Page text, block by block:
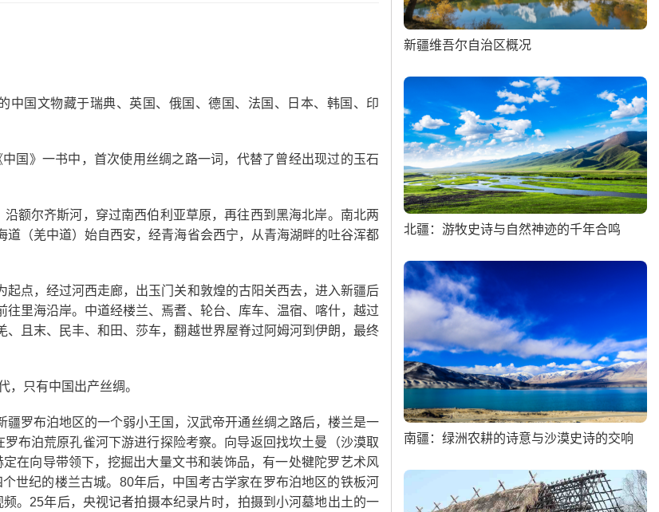
中国文物藏于瑞典、英国、俄国、德国、法国、日本、韩国、印
国》一书中，首次使用丝绸之路一词，代替了曾经出现过的玉石
额尔齐斯河，穿过南西伯利亚草原，再往西到黑海北岸。南北两
（羌中道）始自西安，经青海省会西宁，从青海湖畔的吐谷浑都
点，经过河西走廊，出玉门关和敦煌的古阳关西去，进入新疆后
里海沿岸。中道经楼兰、焉耆、轮台、库车、温宿、喀什，越过
且末、民丰、和田、莎车，翻越世界屋脊过阿姆河到伊朗，最终
，只有中国出产丝绸。
罗布泊地区的一个弱小王国，汉武帝开通丝绸之路后，楼兰是一
布泊荒原孔雀河下游进行探险考察。向导返回找坎土曼（沙漠取
在向导带领下，挖掘出大量文书和装饰品，有一处犍陀罗艺术风
世纪的楼兰古城。80年后，中国考古学家在罗布泊地区的铁板河
。25年后，央视记者拍摄本纪录片时，拍摄到小河墓地出土的一
新疆维吾尔自治区概况
北疆：游牧史诗与自然神迹的千年合鸣
南疆：绿洲农耕的诗意与沙漠史诗的交响